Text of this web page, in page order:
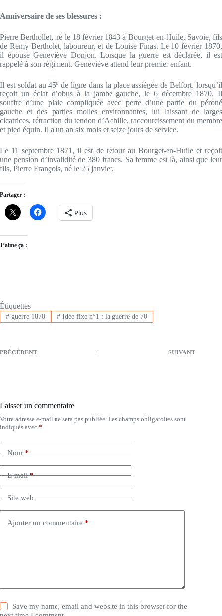
Anniversaire de ses blessures :
Pierre Berthollet, né le 18 février 1843 à Bourget-en-Huile, Savoie, fils
de Remy Bertholet, laboureur, et de Louise Finas. Le 10 février 1870,
il épouse Geneviève Donjon. Lorsque la guerre est déclarée, il est
rappelé à son régiment. Geneviève attend leur premier enfant.
Il est soldat au 45e de ligne dans la place assiégée de Belfort, lorsqu’il
reçoit un éclat d’obus à la jambe gauche, le 6 décembre 1870. Il
souffre d’une plaie compliquée avec perte d’une partie du péroné
gauche et des parties molles environnantes, lui laissant de larges
cicatrices, rétraction du tendon d’Achille, raccourcissement du membre
et pied équin. Il a un an six mois et seize jours de service.
Le 11 septembre 1871, il est de retour au Bourget-en-Huile et reçoit
une pension d’invalidité de 380 francs. Sa femme est là, ainsi que leur
fils, Pierre François, né le 25 janvier.
Partager :
Plus
J’aime ça :
Étiquettes
#guerre 1870 #Idée fixe n°1 : la guerre de 70
PRÉCÉDENT SUIVANT
Laisser un commentaire
Votre adresse e-mail ne sera pas publiée. Les champs obligatoires sont
indiqués avec *
Nom*
E-mail*
Site web
Ajouter un commentaire *
Save my name, email and website in this browser for the